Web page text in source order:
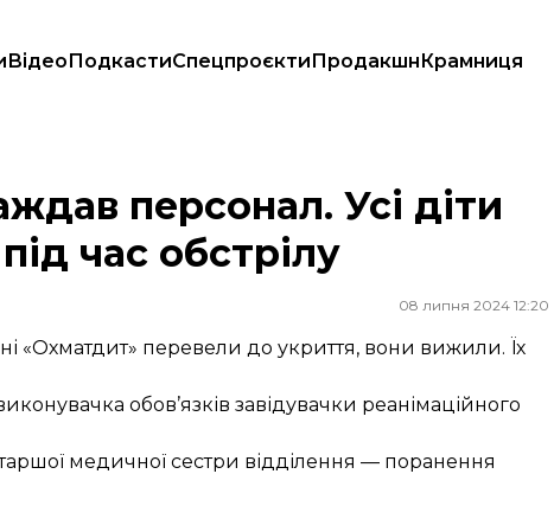
ВідеоПодкастиСпецпроєктиПродакшнКрамниця
під час обстрілу
персонал. Усі діти
час обстрілу
08 липня 2024 12:20
«Охматдит» перевели до укриття, вони вижили. Їх
обов’язків завідувачки реанімаційного
медичної сестри відділення — поранення